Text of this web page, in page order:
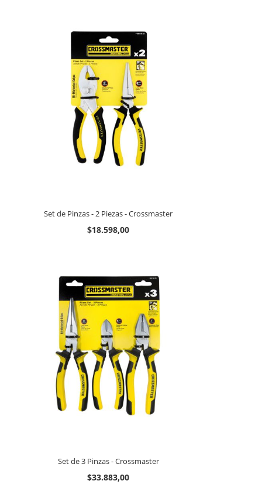
Set de Pinzas - 2 Piezas - Crossmaster
$18.598,00
Set de 3 Pinzas - Crossmaster
$33.883,00